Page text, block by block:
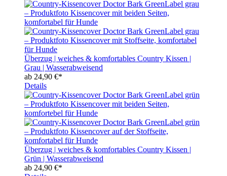
Überzug | weiches & komfortables Country Kissen |
Grau | Wasserabweisend
ab 24,90 €*
Details
Überzug | weiches & komfortables Country Kissen |
Grün | Wasserabweisend
ab 24,90 €*